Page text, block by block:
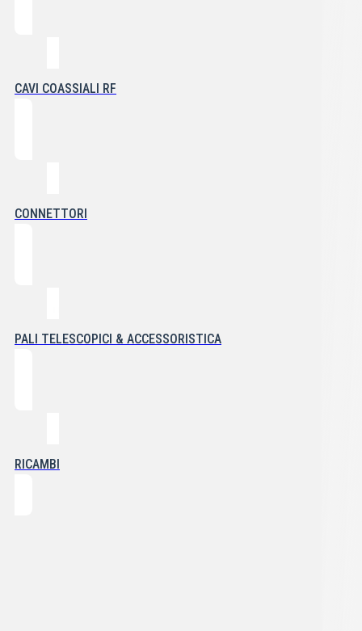
CAVI COASSIALI RF
CONNETTORI
PALI TELESCOPICI & ACCESSORISTICA
RICAMBI